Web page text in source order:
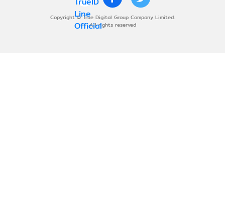
Copyright © True Digital Group Company Limited.
All rights reserved